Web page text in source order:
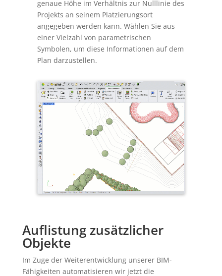
genaue Höhe im Verhältnis zur Nulllinie des
Projekts an seinem Platzierungsort
angegeben werden kann. Wählen Sie aus
einer Vielzahl von parametrischen
Symbolen, um diese Informationen auf dem
Plan darzustellen.
Auflistung zusätzlicher
Objekte
Im Zuge der Weiterentwicklung unserer BIM-
Fähigkeiten automatisieren wir jetzt die